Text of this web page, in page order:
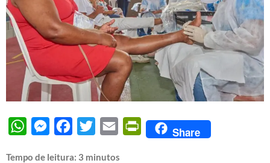
WhatsAppMessengerFacebook
Twitter Email PrintFriendly
Share
Tempo de leitura: 3 minutos